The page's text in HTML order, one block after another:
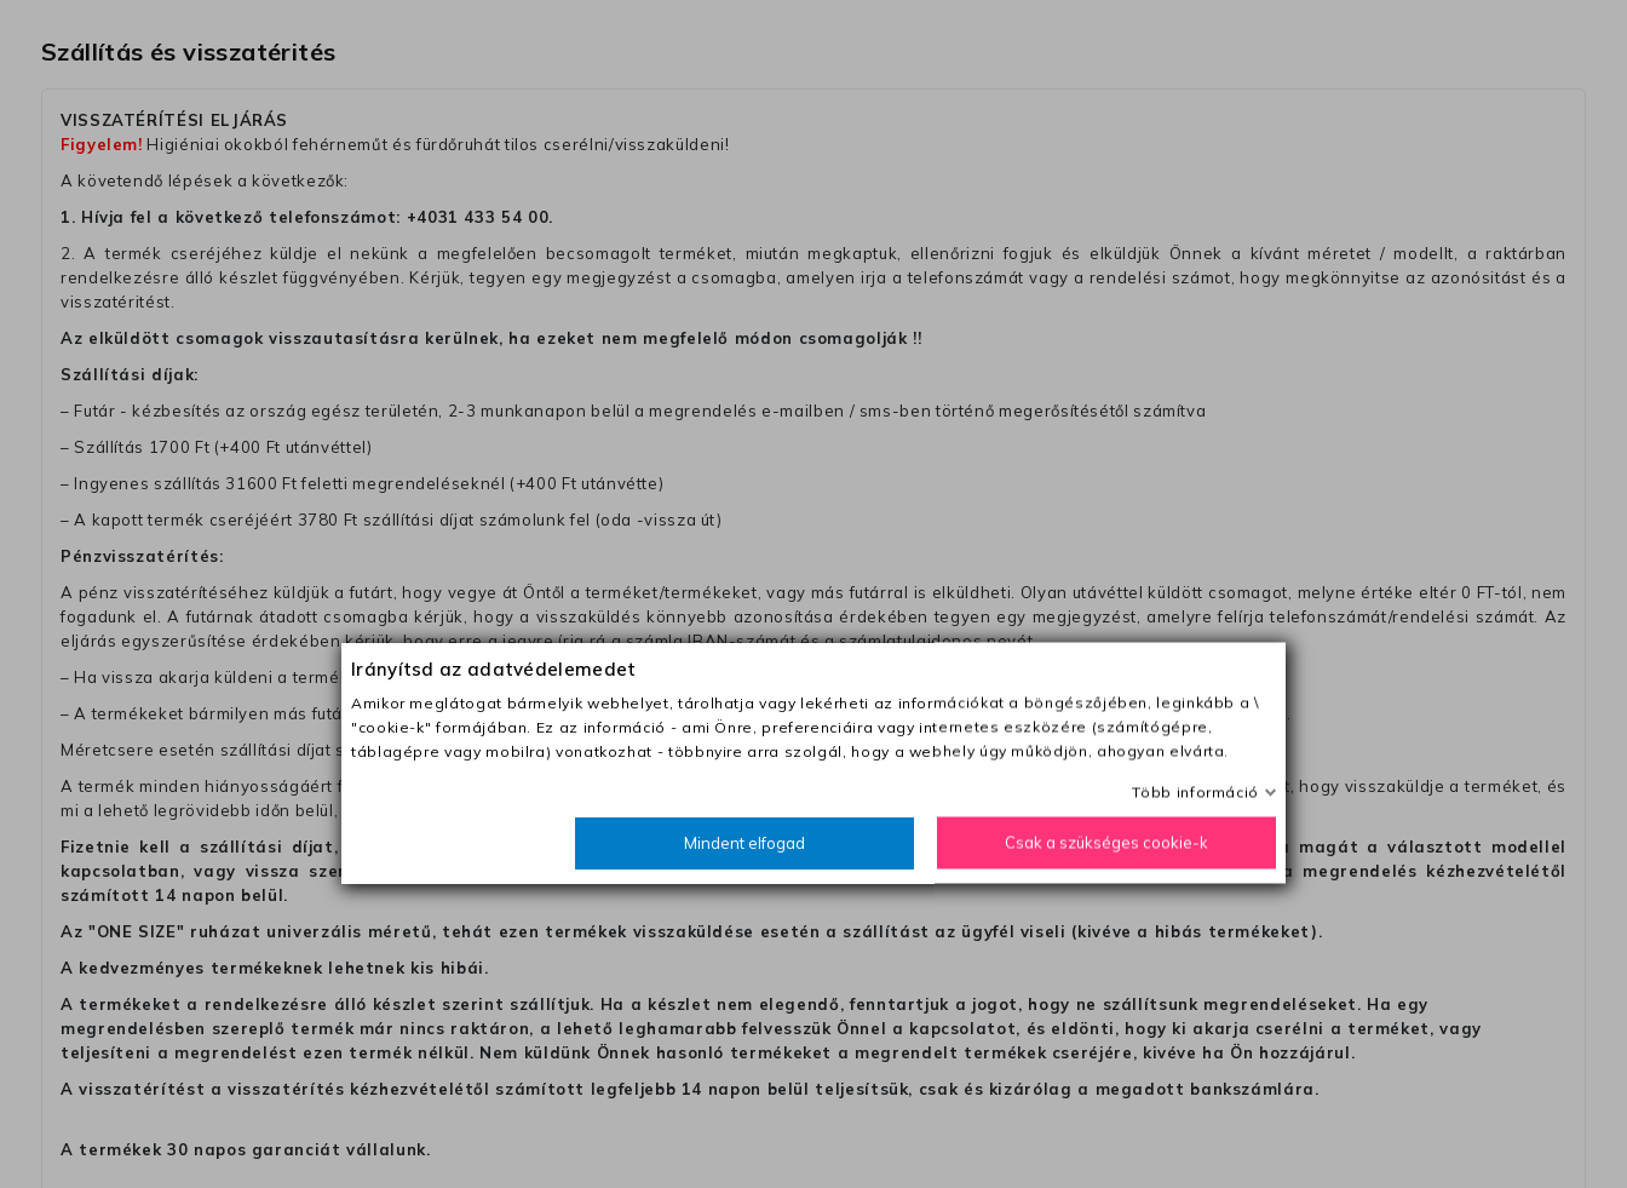
Szállítás és visszatérités
VISSZATÉRÍTÉSI ELJÁRÁS
Figyelem! Higiéniai okokból fehérneműt és fürdőruhát tilos cserélni/visszaküldeni!
A követendő lépések a következők:
1. Hívja fel a következő telefonszámot: +4031 433 54 00.
2. A termék cseréjéhez küldje el nekünk a megfelelően becsomagolt terméket, miután megkaptuk, ellenőrizni fogjuk és elküldjük Önnek a kívánt méretet / modellt, a raktárban
rendelkezésre álló készlet függvényében. Kérjük, tegyen egy megjegyzést a csomagba, amelyen irja a telefonszámát vagy a rendelési számot, hogy megkönnyitse az azonósitást és a
visszatéritést.
Az elküldött csomagok visszautasításra kerülnek, ha ezeket nem megfelelő módon csomagolják !!
Szállítási díjak:
– Futár - kézbesítés az ország egész területén, 2-3 munkanapon belül a megrendelés e-mailben / sms-ben történő megerősítésétől számítva
– Szállítás 1700 Ft (+400 Ft utánvéttel)
– Ingyenes szállítás 31600 Ft feletti megrendeléseknél (+400 Ft utánvétte)
– A kapott termék cseréjéért 3780 Ft szállítási díjat számolunk fel (oda -vissza út)
Pénzvisszatérítés:
A pénz visszatérítéséhez küldjük a futárt, hogy vegye át Öntől a terméket/termékeket, vagy más futárral is elküldheti. Olyan utávéttel küldött csomagot, melyne értéke eltér 0 FT-tól, nem
fogadunk el. A futárnak átadott csomagba kérjük, hogy a visszaküldés könnyebb azonosítása érdekében tegyen egy megjegyzést, amelyre felírja telefonszámát/rendelési számát. Az
eljárás egyszerűsítése érdekében kérjük, hogy erre a jegyre írja rá a számla IBAN-számát és a számlatulajdonos nevét.
– Ha vissza akarja küldeni a termékeket a futárunkkal, a díj 2290 Ft, amelyet hozzáadunk a visszatérítő számlához.
– A termékeket bármilyen más futárral visszajuttathatja. Ebben az esetben a szállítási díjat előre meg kell fizetnie a futárnak (amikor a terméket átadja).
Méretcsere esetén szállítási díjat számitunk fel, ha nem a mi hibánk volt (ha a termék mérete nem felel meg a méret útmutatónak).
A termék minden hiányosságáért felelünk. Ha valamilyen okból a terméket nem kapják meg tökéletes állapotban, akkor vegye fel velünk a kapcsolatot, hogy visszaküldje a terméket, és
mi a lehető legrövidebb időn belül, további költségek nélkül elküldjük Önnek.
Fizetnie kell a szállítási díjat, ha azt szeretné, hogy a terméket egy másik modellel cseréljük ki, azon az alapon, hogy meggondolta magát a választott modellel
kapcsolatban, vagy vissza szeretné küldeni a terméket, hogy visszatérítsük a pénztét. Választhat visszatérítést is, de legkésőbb a megrendelés kézhezvételétől
számított 14 napon belül.
Az "ONE SIZE" ruházat univerzális méretű, tehát ezen termékek visszaküldése esetén a szállítást az ügyfél viseli (kivéve a hibás termékeket).
A kedvezményes termékeknek lehetnek kis hibái.
A termékeket a rendelkezésre álló készlet szerint szállítjuk. Ha a készlet nem elegendő, fenntartjuk a jogot, hogy ne szállítsunk megrendeléseket. Ha egy
megrendelésben szereplő termék már nincs raktáron, a lehető leghamarabb felvesszük Önnel a kapcsolatot, és eldönti, hogy ki akarja cserélni a terméket, vagy
teljesíteni a megrendelést ezen termék nélkül. Nem küldünk Önnek hasonló termékeket a megrendelt termékek cseréjére, kivéve ha Ön hozzájárul.
A visszatérítést a visszatérítés kézhezvételétől számított legfeljebb 14 napon belül teljesítsük, csak és kizárólag a megadott bankszámlára.
A termékek 30 napos garanciát vállalunk.
Irányítsd az adatvédelemedet
Amikor meglátogat bármelyik webhelyet, tárolhatja vagy lekérheti az információkat a böngészőjében, leginkább a \
"cookie-k" formájában. Ez az információ - ami Önre, preferenciáira vagy internetes eszközére (számítógépre,
táblagépre vagy mobilra) vonatkozhat - többnyire arra szolgál, hogy a webhely úgy működjön, ahogyan elvárta.
Több információ
Mindent elfogad Csak a szükséges cookie-k